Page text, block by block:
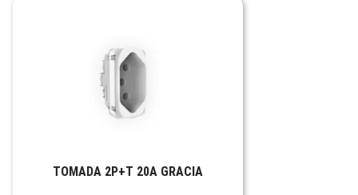
TOMADA 2P+T 20A GRACIA